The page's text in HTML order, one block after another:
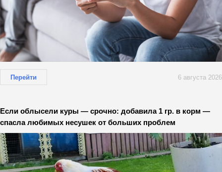
Перейти 6 августа 2026
Если облысели куры — срочно: добавила 1 гр. в корм —
спасла любимых несушек от больших проблем